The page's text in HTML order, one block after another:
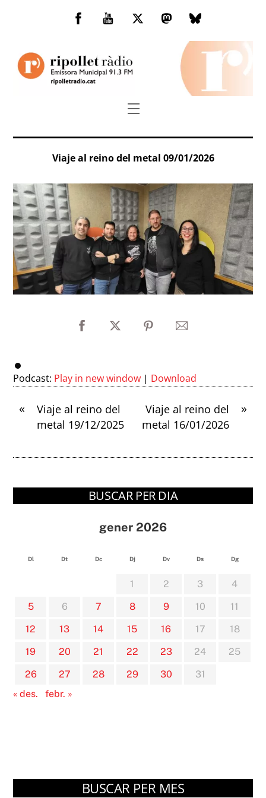
Facebook
You
TwitterMastodonBluesky
Menu
Viaje al reino del metal 09/01/2026
Podcast: Play in new window | Download
«
Viaje al reino del
metal 19/12/2025
»
Viaje al reino del
metal 16/01/2026
BUSCAR PER DIA
gener 2026
Dl Dt Dc Dj Dv Ds Dg
1 2 3
4
5
6 7 8 9 10
11
12
13 14 15 16 17
18
19
20 21 22 23 24
25
26
27 28 29 30
31
« des.
febr. »
BUSCAR PER MES